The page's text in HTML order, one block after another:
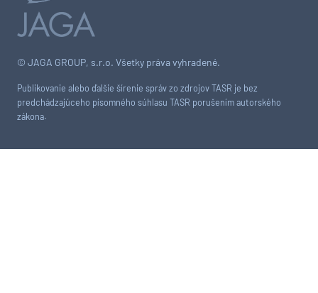
© JAGA GROUP, s.r.o. Všetky práva vyhradené.
Publikovanie alebo ďalšie šírenie správ zo zdrojov TASR je bez
predchádzajúceho písomného súhlasu TASR porušením autorského
zákona.